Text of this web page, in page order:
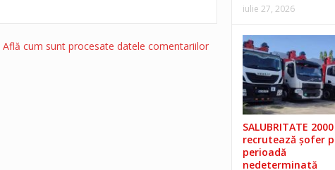
Află cum sunt procesate datele comentariilor
iulie 27, 2026
SALUBRITATE
recrutează șofer
perioadă
nedeterminată